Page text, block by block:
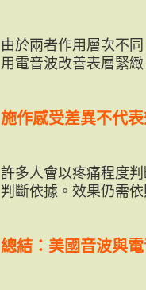
由於兩者作用層次不
用電音波改善表層緊
施作感受差異不代表
許多人會以疼痛程度
判斷依據。效果仍需
總結：美國音波與